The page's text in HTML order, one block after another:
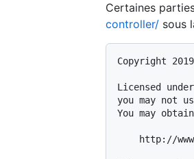
Certaines
controller/ sous
Copyright
Licensed
you may not
You may